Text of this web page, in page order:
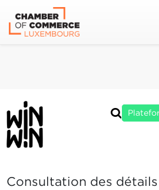
Consultation des